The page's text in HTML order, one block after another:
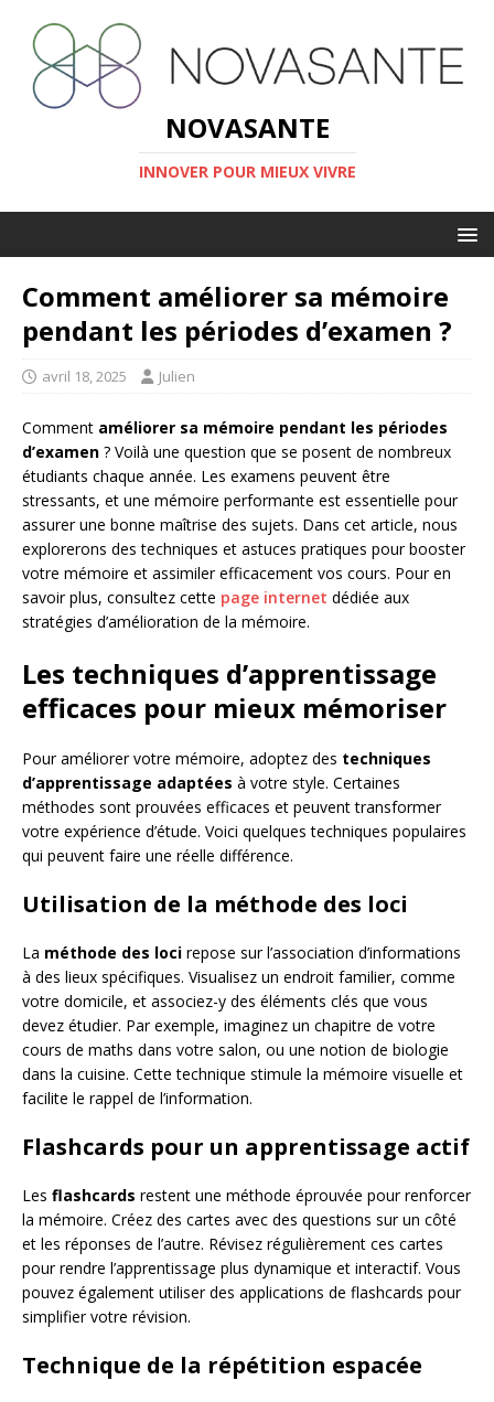
NOVASANTE
INNOVER POUR MIEUX VIVRE
Comment améliorer sa mémoire
pendant les périodes d’examen ?
avril 18, 2025 Julien
Comment améliorer sa mémoire pendant les périodes
d’examen ? Voilà une question que se posent de nombreux
étudiants chaque année. Les examens peuvent être
stressants, et une mémoire performante est essentielle pour
assurer une bonne maîtrise des sujets. Dans cet article, nous
explorerons des techniques et astuces pratiques pour booster
votre mémoire et assimiler efficacement vos cours. Pour en
savoir plus, consultez cette page internet dédiée aux
stratégies d’amélioration de la mémoire.
Les techniques d’apprentissage
efficaces pour mieux mémoriser
Pour améliorer votre mémoire, adoptez des techniques
d’apprentissage adaptées à votre style. Certaines
méthodes sont prouvées efficaces et peuvent transformer
votre expérience d’étude. Voici quelques techniques populaires
qui peuvent faire une réelle différence.
Utilisation de la méthode des loci
La méthode des loci repose sur l’association d’informations
à des lieux spécifiques. Visualisez un endroit familier, comme
votre domicile, et associez-y des éléments clés que vous
devez étudier. Par exemple, imaginez un chapitre de votre
cours de maths dans votre salon, ou une notion de biologie
dans la cuisine. Cette technique stimule la mémoire visuelle et
facilite le rappel de l’information.
Flashcards pour un apprentissage actif
Les flashcards restent une méthode éprouvée pour renforcer
la mémoire. Créez des cartes avec des questions sur un côté
et les réponses de l’autre. Révisez régulièrement ces cartes
pour rendre l’apprentissage plus dynamique et interactif. Vous
pouvez également utiliser des applications de flashcards pour
simplifier votre révision.
Technique de la répétition espacée